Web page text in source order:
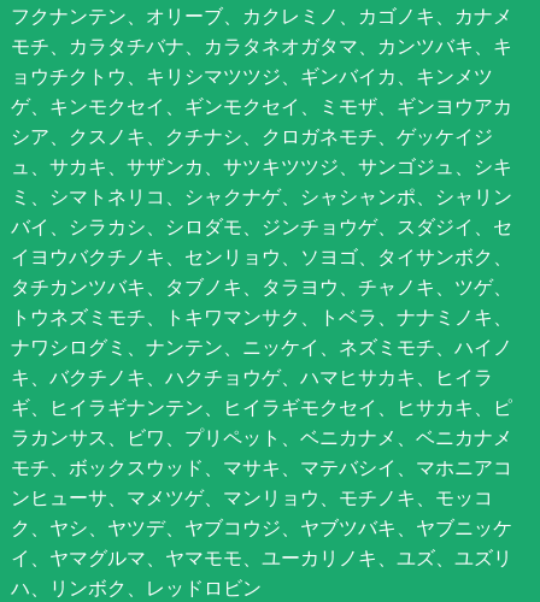
フクナンテン、オリーブ、カクレミノ、カゴノキ、カナメ
モチ、カラタチバナ、カラタネオガタマ、カンツバキ、キ
ョウチクトウ、キリシマツツジ、ギンバイカ、キンメツ
ゲ、キンモクセイ、ギンモクセイ、ミモザ、ギンヨウアカ
シア、クスノキ、クチナシ、クロガネモチ、ゲッケイジ
ュ、サカキ、サザンカ、サツキツツジ、サンゴジュ、シキ
ミ、シマトネリコ、シャクナゲ、シャシャンポ、シャリン
バイ、シラカシ、シロダモ、ジンチョウゲ、スダジイ、セ
イヨウバクチノキ、センリョウ、ソヨゴ、タイサンボク、
タチカンツバキ、タブノキ、タラヨウ、チャノキ、ツゲ、
トウネズミモチ、トキワマンサク、トベラ、ナナミノキ、
ナワシログミ、ナンテン、ニッケイ、ネズミモチ、ハイノ
キ、バクチノキ、ハクチョウゲ、ハマヒサカキ、ヒイラ
ギ、ヒイラギナンテン、ヒイラギモクセイ、ヒサカキ、ピ
ラカンサス、ビワ、プリペット、ベニカナメ、ベニカナメ
モチ、ボックスウッド、マサキ、マテバシイ、マホニアコ
ンヒューサ、マメツゲ、マンリョウ、モチノキ、モッコ
ク、ヤシ、ヤツデ、ヤブコウジ、ヤブツバキ、ヤブニッケ
イ、ヤマグルマ、ヤマモモ、ユーカリノキ、ユズ、ユズリ
ハ、リンボク、レッドロビン